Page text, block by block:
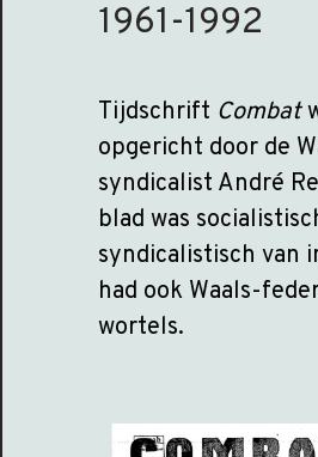
1961-1992
Tijdschrift Combat
opgericht door de
syndicalist André
blad was
syndicalistisch van
had ook Waals-
wortels.